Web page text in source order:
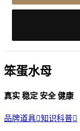
笨蛋水母
真实 稳定 安全 健康
品牌道具知识科普